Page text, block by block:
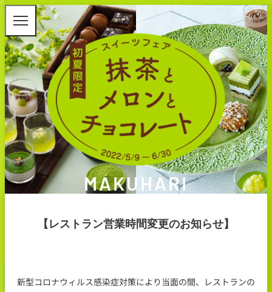
MAKUHARI
【レストラン営業時間変更のお知らせ】
新型コロナウィルス感染症対策により当面の間、レストランの